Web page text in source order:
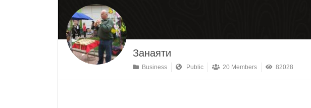
Занаяти
Business Public 20 Members 82028